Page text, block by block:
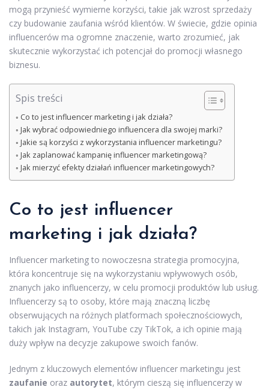
mogą przynieść wymierne korzyści, takie jak wzrost sprzedaży
czy budowanie zaufania wśród klientów. W świecie, gdzie opinia
influencerów ma ogromne znaczenie, warto zrozumieć, jak
skutecznie wykorzystać ich potencjał do promocji własnego
biznesu.
Spis treści
Co to jest influencer marketing i jak działa?
Jak wybrać odpowiedniego influencera dla swojej marki?
Jakie są korzyści z wykorzystania influencer marketingu?
Jak zaplanować kampanię influencer marketingową?
Jak mierzyć efekty działań influencer marketingowych?
Co to jest influencer
marketing i jak działa?
Influencer marketing to nowoczesna strategia promocyjna,
która koncentruje się na wykorzystaniu wpływowych osób,
znanych jako influencerzy, w celu promocji produktów lub usług.
Influencerzy są to osoby, które mają znaczną liczbę
obserwujących na różnych platformach społecznościowych,
takich jak Instagram, YouTube czy TikTok, a ich opinie mają
duży wpływ na decyzje zakupowe swoich fanów.
Jednym z kluczowych elementów influencer marketingu jest
zaufanie oraz autorytet, którym cieszą się influencerzy w